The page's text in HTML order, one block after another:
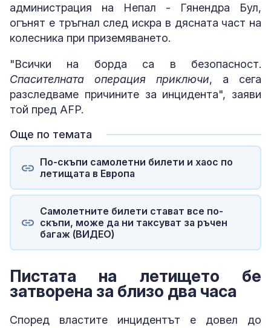
администрация на Непал - Гянендра Бул,
огънят е тръгнал след искра в дясната част на
колесника при приземяването.
"Всички на борда са в безопасност.
Спасителната операция приключи, а сега
разследваме причините за инцидента", заяви
той пред AFP.
Още по темата
По-скъпи самолетни билети и хаос по
летищата в Европа
Самолетните билети стават все по-
скъпи, може да ни таксуват за ръчен
багаж (ВИДЕО)
Пистата на летището бе
затворена за близо два часа
Според властите инцидентът е довел до